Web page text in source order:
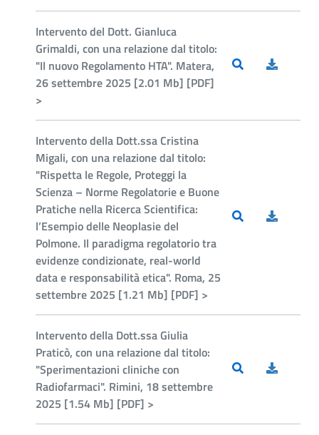
Intervento del Dott. Gianluca
Grimaldi, con una relazione dal titolo:
"Il nuovo Regolamento HTA". Matera,
26 settembre 2025 [2.01 Mb] [PDF]
>
Intervento della Dott.ssa Cristina
Migali, con una relazione dal titolo:
"Rispetta le Regole, Proteggi la
Scienza – Norme Regolatorie e Buone
Pratiche nella Ricerca Scientifica:
l’Esempio delle Neoplasie del
Polmone. Il paradigma regolatorio tra
evidenze condizionate, real-world
data e responsabilità etica". Roma, 25
settembre 2025 [1.21 Mb] [PDF] >
Intervento della Dott.ssa Giulia
Praticò, con una relazione dal titolo:
"Sperimentazioni cliniche con
Radiofarmaci". Rimini, 18 settembre
2025 [1.54 Mb] [PDF] >